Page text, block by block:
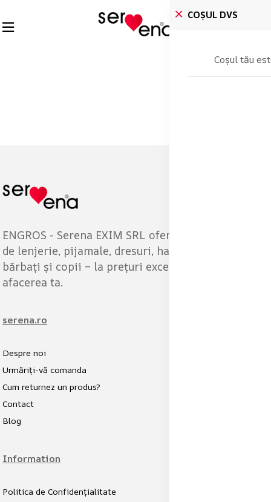
COȘUL DVS
Coșul tău
ENGROS - Serena EXIM SRL oferă o gamă variată
de lenjerie, pijamale, dresuri, haine pentru femei,
bărbați și copii – la prețuri excelente pentru
afacerea ta.
serena.ro
Despre noi
Urmăriți-vă comanda
Cum returnez un produs?
Contact
Blog
Information
Politica de Confidențialitate